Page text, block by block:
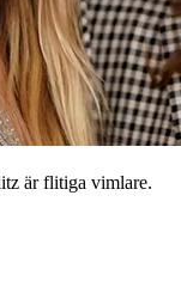
är flitiga vimlare.